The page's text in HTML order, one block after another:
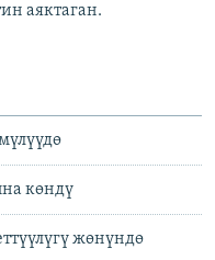
аяктаган.
көндү
жөнүндө